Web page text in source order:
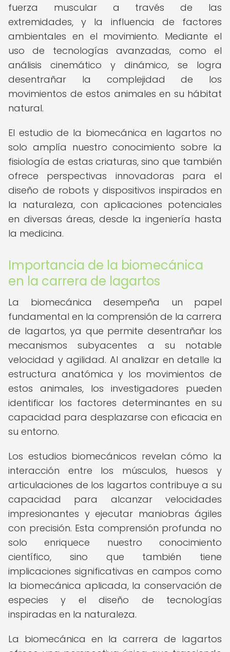
fuerza muscular a través de las
extremidades, y la influencia de factores
ambientales en el movimiento. Mediante el
uso de tecnologías avanzadas, como el
análisis cinemático y dinámico, se logra
desentrañar la complejidad de los
movimientos de estos animales en su hábitat
natural.
El estudio de la biomecánica en lagartos no
solo amplía nuestro conocimiento sobre la
fisiología de estas criaturas, sino que también
ofrece perspectivas innovadoras para el
diseño de robots y dispositivos inspirados en
la naturaleza, con aplicaciones potenciales
en diversas áreas, desde la ingeniería hasta
la medicina.
Importancia de la biomecánica
en la carrera de lagartos
La biomecánica desempeña un papel
fundamental en la comprensión de la carrera
de lagartos, ya que permite desentrañar los
mecanismos subyacentes a su notable
velocidad y agilidad. Al analizar en detalle la
estructura anatómica y los movimientos de
estos animales, los investigadores pueden
identificar los factores determinantes en su
capacidad para desplazarse con eficacia en
su entorno.
Los estudios biomecánicos revelan cómo la
interacción entre los músculos, huesos y
articulaciones de los lagartos contribuye a su
capacidad para alcanzar velocidades
impresionantes y ejecutar maniobras ágiles
con precisión. Esta comprensión profunda no
solo enriquece nuestro conocimiento
científico, sino que también tiene
implicaciones significativas en campos como
la biomecánica aplicada, la conservación de
especies y el diseño de tecnologías
inspiradas en la naturaleza.
La biomecánica en la carrera de lagartos